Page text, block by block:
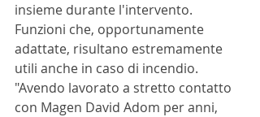
insieme durante l'intervento.
Funzioni che, opportunamente
adattate, risultano estremamente
utili anche in caso di incendio.
"Avendo lavorato a stretto contatto
con Magen David Adom per anni,